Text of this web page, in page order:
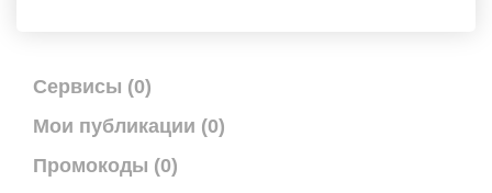
Сервисы (0)
Мои публикации (0)
Промокоды (0)